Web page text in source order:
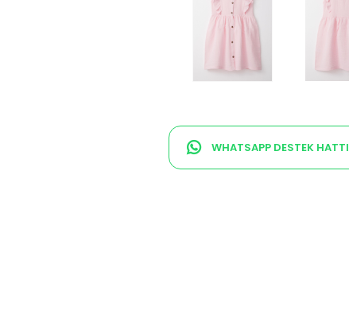
WHATSAPP DESTEK HATTI